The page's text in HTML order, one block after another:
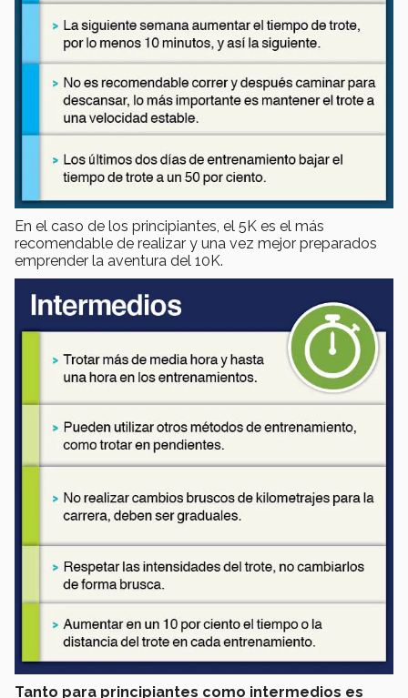
En el caso de los principiantes, el 5K es el más
recomendable de realizar y una vez mejor preparados
emprender la aventura del 10K.
Tanto para principiantes como intermedios es